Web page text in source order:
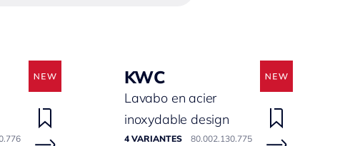
KWC
Lavabo en acier
inoxydable design
4 VARIANTES 80.002.130.775